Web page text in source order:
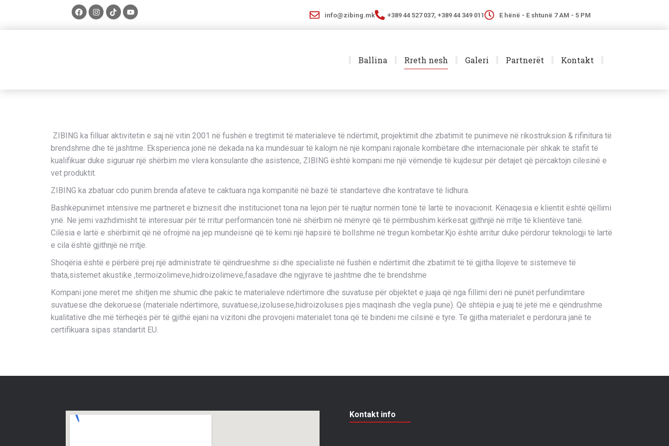
E hënë - E shtunë 7 AM - 5 PM
+389 44 527 037, +389 44 349 011
info@zibing.mk
Ballina Rreth nesh Galeri Partnerët Kontakt
ZIBING ka filluar aktivitetin e saj në vitin 2001 në fushën e tregtimit të materialeve të ndërtimit, projektimit dhe zbatimit te punimeve në rikostruksion & rifinitura të
brendshme dhe të jashtme. Eksperienca jonë në dekada na ka mundësuar të kalojm në një kompani rajonale kombëtare dhe internacionale për shkak të stafit të
kualifikuar duke siguruar një shërbim me vlera konsulante dhe asistence, ZIBING është kompani me një vëmendje të kujdesur për detajet që përcaktojn cilesinë e
vet produktit.
ZIBING ka zbatuar cdo punim brenda afateve te caktuara nga kompanitë në bazë të standarteve dhe kontratave të lidhura.
Bashkëpunimet intensive me partneret e biznesit dhe institucionet tona na lejon për të ruajtur normën tonë të lartë te inovacionit. Kënaqesia e klientit është qëllimi
ynë. Ne jemi vazhdimisht të interesuar për të rritur performancën tonë në shërbim në mënyrë që të përmbushim kërkesat gjithnjë në rritje të klientëve tanë.
Cilësia e lartë e shërbimit që në ofrojmë na jep mundeisnë që të kemi një hapsirë të bollshme në tregun kombetar.Kjo është arritur duke përdorur teknologji të lartë
e cila është gjithnjë në rritje.
Shoqëria është e përbërë prej një administrate të qëndrueshme si dhe specialiste në fushën e ndërtimit dhe zbatimit të të gjitha llojeve te sistemeve të
thata,sistemet akustike ,termoizolimeve,hidroizolimeve,fasadave dhe ngjyrave të jashtme dhe të brendshme
Kompani jone meret me shitjen me shumic dhe pakic te materialeve ndërtimore dhe suvatuse për objektet e juaja që nga fillimi deri në punët perfundimtare
suvatuese dhe dekoruese (materiale ndërtimore, suvatuese,izolusese,hidroizoluses pjes maqinash dhe vegla pune). Që shtëpia e juaj të jetë më e qëndrushme
kualitative dhe më tërheqës për të gjithë ejani na vizitoni dhe provojeni materialet tona që të bindeni me cilsinë e tyre. Te gjitha materialet e perdorura janë te
certifikuara sipas standartit EU.
Kontakt info